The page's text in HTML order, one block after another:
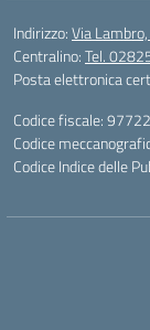
Indirizzo:Via
Centralino:Tel.
Posta elettronica
Codice fiscale:
Codice
Codice Indice delle